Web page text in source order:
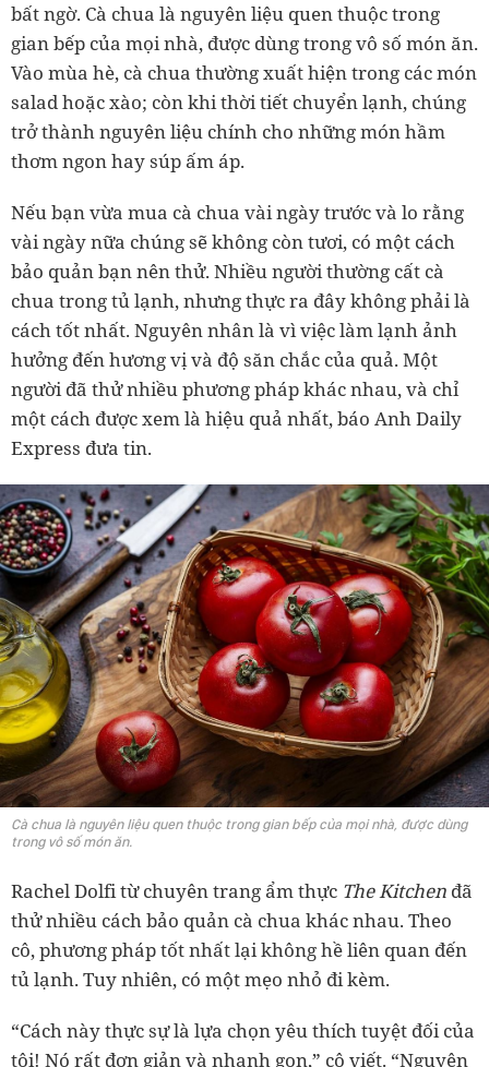
bất ngờ. Cà chua là nguyên liệu quen thuộc trong
gian bếp của mọi nhà, được dùng trong vô số món ăn.
Vào mùa hè, cà chua thường xuất hiện trong các món
salad hoặc xào; còn khi thời tiết chuyển lạnh, chúng
trở thành nguyên liệu chính cho những món hầm
thơm ngon hay súp ấm áp.
Nếu bạn vừa mua cà chua vài ngày trước và lo rằng
vài ngày nữa chúng sẽ không còn tươi, có một cách
bảo quản bạn nên thử. Nhiều người thường cất cà
chua trong tủ lạnh, nhưng thực ra đây không phải là
cách tốt nhất. Nguyên nhân là vì việc làm lạnh ảnh
hưởng đến hương vị và độ săn chắc của quả. Một
người đã thử nhiều phương pháp khác nhau, và chỉ
một cách được xem là hiệu quả nhất, báo Anh Daily
Express đưa tin.
Cà chua là nguyên liệu quen thuộc trong gian bếp của mọi nhà, được dùng
trong vô số món ăn.
Rachel Dolfi từ chuyên trang ẩm thực The Kitchen đã
thử nhiều cách bảo quản cà chua khác nhau. Theo
cô, phương pháp tốt nhất lại không hề liên quan đến
tủ lạnh. Tuy nhiên, có một mẹo nhỏ đi kèm.
“Cách này thực sự là lựa chọn yêu thích tuyệt đối của
tôi! Nó rất đơn giản và nhanh gọn,” cô viết. “Nguyên